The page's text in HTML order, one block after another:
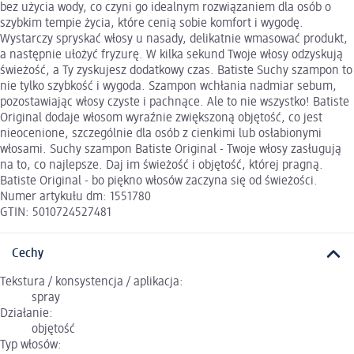
bez użycia wody, co czyni go idealnym rozwiązaniem dla osób o
szybkim tempie życia, które cenią sobie komfort i wygodę.
Wystarczy spryskać włosy u nasady, delikatnie wmasować produkt,
a następnie ułożyć fryzurę. W kilka sekund Twoje włosy odzyskują
świeżość, a Ty zyskujesz dodatkowy czas. Batiste Suchy szampon to
nie tylko szybkość i wygoda. Szampon wchłania nadmiar sebum,
pozostawiając włosy czyste i pachnące. Ale to nie wszystko! Batiste
Original dodaje włosom wyraźnie zwiększoną objętość, co jest
nieocenione, szczególnie dla osób z cienkimi lub osłabionymi
włosami. Suchy szampon Batiste Original - Twoje włosy zasługują
na to, co najlepsze. Daj im świeżość i objętość, której pragną.
Batiste Original - bo piękno włosów zaczyna się od świeżości.
Numer artykułu dm: 1551780
GTIN: 5010724527481
Cechy
Tekstura / konsystencja / aplikacja:
spray
Działanie:
objętość
Typ włosów: